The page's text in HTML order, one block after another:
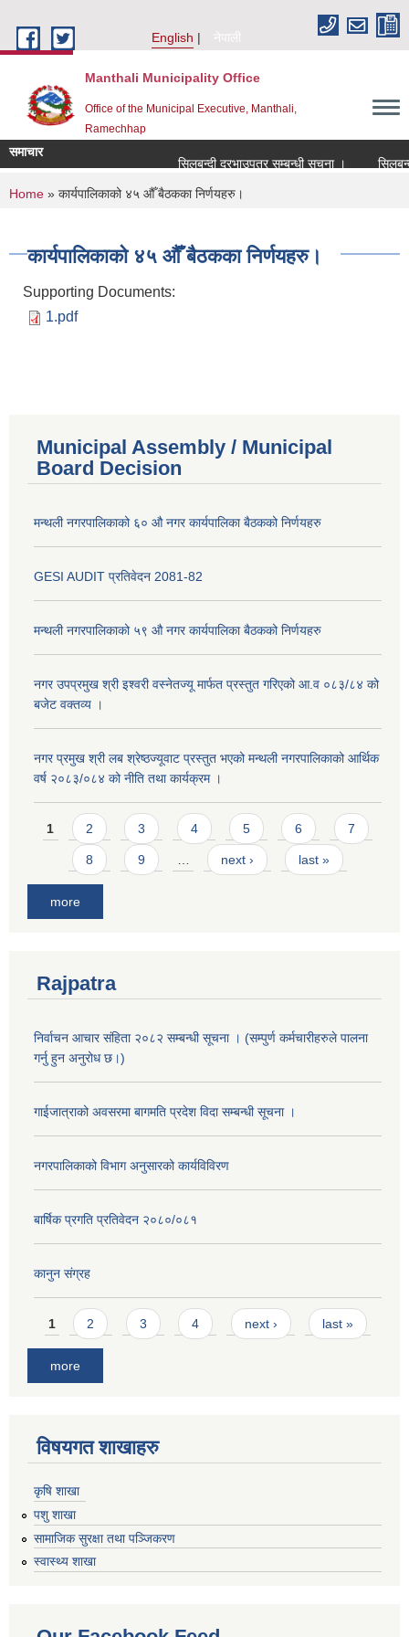
English
नेपाली
Manthali Municipality Office
Office of the Municipal Executive, Manthali,
Ramechhap
समाचार
सिलबन्दी दरभाउपत्र सम्बन्धी सूचना ।
सिलबन्दी
You are here
Home » कार्यपालिकाको ४५ औँ बैठकका निर्णयहरु।
कार्यपालिकाको ४५ औँ बैठकका निर्णयहरु।
Supporting Documents:
1.pdf
Municipal Assembly / Municipal
Board Decision
मन्थली नगरपालिकाको ६० औ नगर कार्यपालिका बैठकको निर्णयहरु
GESI AUDIT प्रतिवेदन 2081-82
मन्थली नगरपालिकाको ५९ औ नगर कार्यपालिका बैठकको निर्णयहरु
नगर उपप्रमुख श्री इश्वरी वस्नेतज्यू मार्फत प्रस्तुत गरिएको आ.व ०८३/८४ को
बजेट वक्तव्य ।
नगर प्रमुख श्री लब श्रेष्ठज्यूवाट प्रस्तुत भएको मन्थली नगरपालिकाको आर्थिक
वर्ष २०८३/०८४ को नीति तथा कार्यक्रम ।
Pages
1 2 3 4 5 6 7
8 9 next › last »
more
Rajpatra
निर्वाचन आचार संहिता २०८२ सम्बन्धी सूचना । (सम्पुर्ण कर्मचारीहरुले पालना
गर्नु हुन अनुरोध छ।)
गाईजात्राको अवसरमा बागमति प्रदेश विदा सम्बन्धी सूचना ।
नगरपालिकाको विभाग अनुसारको कार्यविविरण
बार्षिक प्रगति प्रतिवेदन २०८०/०८१
कानुन संग्रह
Pages
1 2 3 4 next › last »
more
विषयगत शाखाहरु
कृषि शाखा
पशु शाखा
सामाजिक सुरक्षा तथा पञ्जिकरण
स्वास्थ्य शाखा